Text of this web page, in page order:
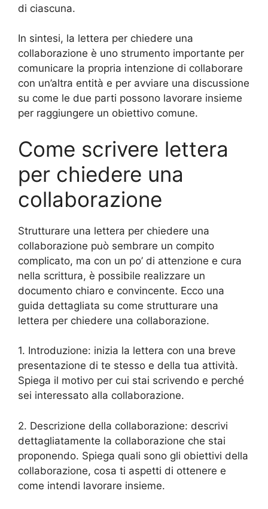
di ciascuna.
In sintesi, la lettera per chiedere una
collaborazione è uno strumento importante per
comunicare la propria intenzione di collaborare
con un’altra entità e per avviare una discussione
su come le due parti possono lavorare insieme
per raggiungere un obiettivo comune.
Come scrivere lettera
per chiedere una
collaborazione
Strutturare una lettera per chiedere una
collaborazione può sembrare un compito
complicato, ma con un po’ di attenzione e cura
nella scrittura, è possibile realizzare un
documento chiaro e convincente. Ecco una
guida dettagliata su come strutturare una
lettera per chiedere una collaborazione.
1. Introduzione: inizia la lettera con una breve
presentazione di te stesso e della tua attività.
Spiega il motivo per cui stai scrivendo e perché
sei interessato alla collaborazione.
2. Descrizione della collaborazione: descrivi
dettagliatamente la collaborazione che stai
proponendo. Spiega quali sono gli obiettivi della
collaborazione, cosa ti aspetti di ottenere e
come intendi lavorare insieme.